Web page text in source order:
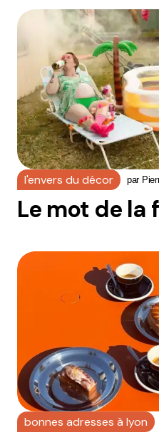
l'envers du décor par
Le mot de la
bonnes adresses à lyon